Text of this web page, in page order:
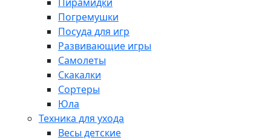
Погремушки
Посуда для игр
Развивающие игры
Самолеты
Скакалки
Сортеры
Юла
Техника для ухода
Весы детские